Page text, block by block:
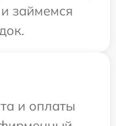
займемся
и оплаты